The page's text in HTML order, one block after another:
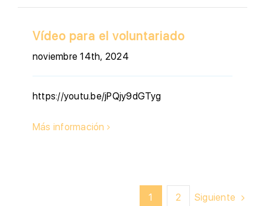
Vídeo para el voluntariado
noviembre 14th, 2024
https://youtu.be/jPQjy9dGTyg
Más información
1 2 Siguiente